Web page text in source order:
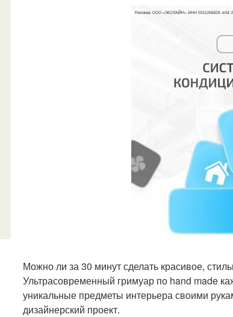
Можно ли за 30 минут сделать красивое,
Ультрасовременный гримуар по hand made
уникальные предметы интерьера своими
дизайнерский проект.